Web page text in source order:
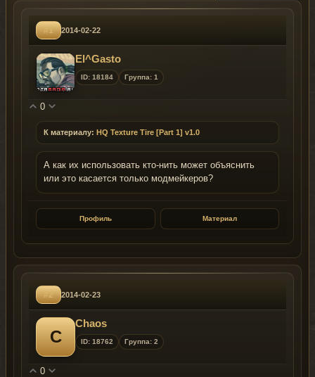
#1 2014-02-22
El^Gasto
ID: 18184 Группа: 1
0
К материалу: HQ Texture Tire [Part 1] v1.0
А как их использовать кто-нить может объяснить
или это касается только модмейкеров?
Профиль Материал
#2 2014-02-23
C
Chaos
ID: 18762 Группа: 2
0